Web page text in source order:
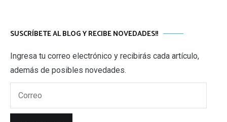
SUSCRÍBETE AL BLOG Y RECIBE NOVEDADES!!
Ingresa tu correo electrónico y recibirás cada artículo,
además de posibles novedades.